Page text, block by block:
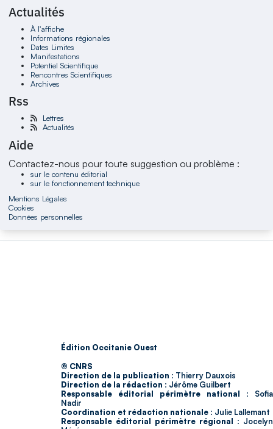
Actualités
À l'affiche
Informations régionales
Dates Limites
Manifestations
Potentiel Scientifique
Rencontres Scientifiques
Archives
Rss
Lettres
Actualités
Aide
Contactez-nous pour toute suggestion ou problème :
sur le contenu éditorial
sur le fonctionnement technique
Mentions Légales
Cookies
Données personnelles
Édition Occitanie Ouest
© CNRS
Direction de la publication : Thierry Dauxois
Direction de la rédaction : Jérôme Guilbert
Responsable éditorial périmètre national : Sofia
Nadir
Coordination et rédaction nationale : Julie Lallemant
Responsable éditorial périmètre régional : Jocelyn